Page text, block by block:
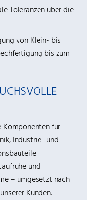
Toleranzen über die
von Klein- bis
bis zum
Komponenten für
Industrie- und
und
– umgesetzt nach
Kunden.